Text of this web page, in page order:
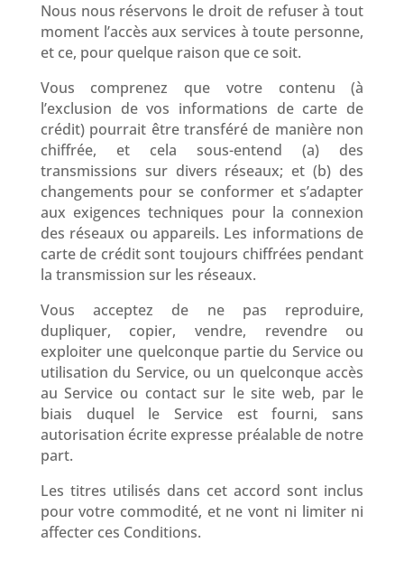
Nous nous réservons le droit de refuser à tout
moment l’accès aux services à toute personne,
et ce, pour quelque raison que ce soit.
Vous comprenez que votre contenu (à
l’exclusion de vos informations de carte de
crédit) pourrait être transféré de manière non
chiffrée, et cela sous-entend (a) des
transmissions sur divers réseaux; et (b) des
changements pour se conformer et s’adapter
aux exigences techniques pour la connexion
des réseaux ou appareils. Les informations de
carte de crédit sont toujours chiffrées pendant
la transmission sur les réseaux.
Vous acceptez de ne pas reproduire,
dupliquer, copier, vendre, revendre ou
exploiter une quelconque partie du Service ou
utilisation du Service, ou un quelconque accès
au Service ou contact sur le site web, par le
biais duquel le Service est fourni, sans
autorisation écrite expresse préalable de notre
part.
Les titres utilisés dans cet accord sont inclus
pour votre commodité, et ne vont ni limiter ni
affecter ces Conditions.